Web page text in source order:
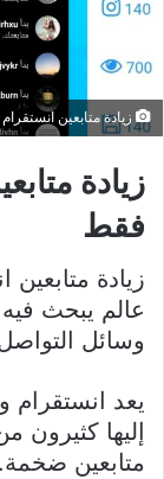
زيادة متابعين انستقرام 10K باليوزر فقط
فقط
عالم يبحث فيه
وسائل
يعد انستقرام
إليها كثيرون
متابعين ضخمة.